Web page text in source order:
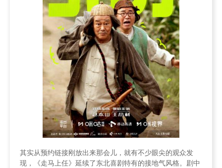
其实从预约链接刚放出来那会儿，就有不少眼尖的观众发
现，《走马上任》延续了东北喜剧特有的接地气风格。剧中